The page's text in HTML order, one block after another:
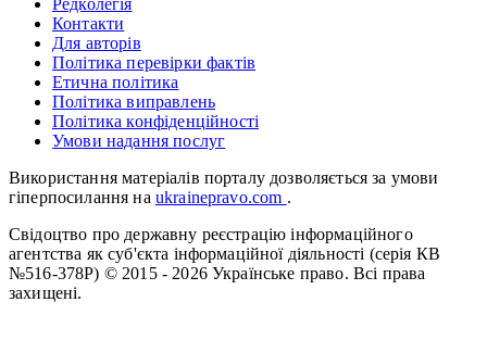
Контакти
Для авторів
Політика перевірки фактів
Етична політика
Політика виправлень
Політика конфіденційності
Умови надання послуг
Використання матеріалів порталу дозволяється за умови
гіперпосилання на ukrainepravo.com .
Свідоцтво про державну реєстрацію інформаційного
агентства як суб'єкта інформаційної діяльності (серія КВ
№516-378Р) © 2015 - 2026 Українське право. Всі права
захищені.